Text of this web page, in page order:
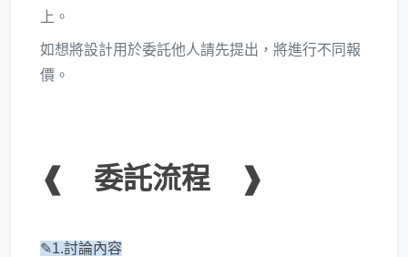
上。
如想將設計用於委託他人請先提出，將進行不同報
價。
❰ 委託流程 ❱
✎1.討論內容